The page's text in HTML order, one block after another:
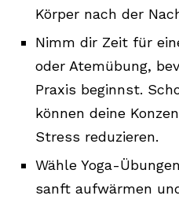
Körper nach der
Nimm dir Zeit für
oder Atemübung,
Praxis beginnst.
können deine
Stress reduzieren.
Wähle Yoga-
sanft aufwärmen